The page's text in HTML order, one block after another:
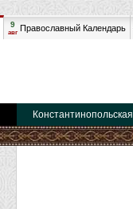
9
авг Православный Календарь
Константинопольская